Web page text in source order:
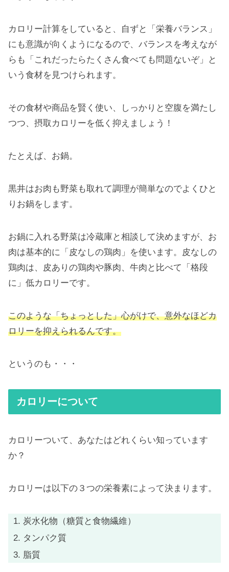
カロリー計算をしていると、自ずと「栄養バランス」
にも意識が向くようになるので、バランスを考えなが
らも「これだったらたくさん食べても問題ないぞ」と
いう食材を見つけられます。
その食材や商品を賢く使い、しっかりと空腹を満たし
つつ、摂取カロリーを低く抑えましょう！
たとえば、お鍋。
黒井はお肉も野菜も取れて調理が簡単なのでよくひと
りお鍋をします。
お鍋に入れる野菜は冷蔵庫と相談して決めますが、お
肉は基本的に「皮なしの鶏肉」を使います。皮なしの
鶏肉は、皮ありの鶏肉や豚肉、牛肉と比べて「格段
に」低カロリーです。
このような「ちょっとした」心がけで、意外なほどカ
ロリーを抑えられるんです。
というのも・・・
カロリーについて
カロリーついて、あなたはどれくらい知っています
か？
カロリーは以下の３つの栄養素によって決まります。
炭水化物（糖質と食物繊維）
タンパク質
脂質